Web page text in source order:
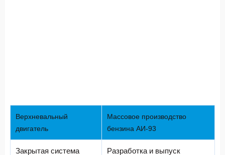
Верхневальный
двигатель
Массовое производство
бензина АИ-93
Закрытая система
Разработка и выпуск